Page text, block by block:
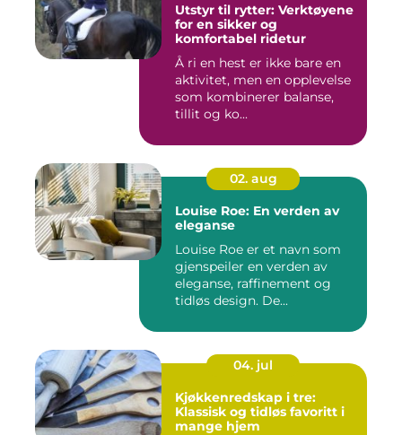
Utstyr til rytter: Verktøyene
for en sikker og
komfortabel ridetur
Å ri en hest er ikke bare en
aktivitet, men en opplevelse
som kombinerer balanse,
tillit og ko...
02. aug
Louise Roe: En verden av
eleganse
Louise Roe er et navn som
gjenspeiler en verden av
eleganse, raffinement og
tidløs design. De...
04. jul
Kjøkkenredskap i tre:
Klassisk og tidløs favoritt i
mange hjem